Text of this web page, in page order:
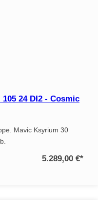
24 DI2 - Cosmic
Mavic Ksyrium 30
5.289,00 €*